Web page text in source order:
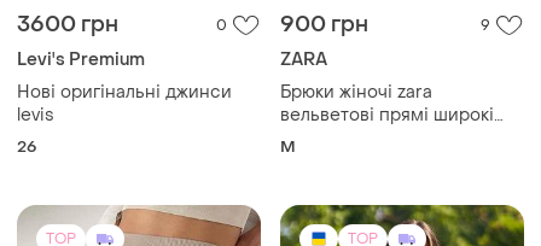
3600 грн
Levi's Premium
Нові оригінальні джинси
900 грн
ZARA
Брюки жіночі zara
темно-сині штани m